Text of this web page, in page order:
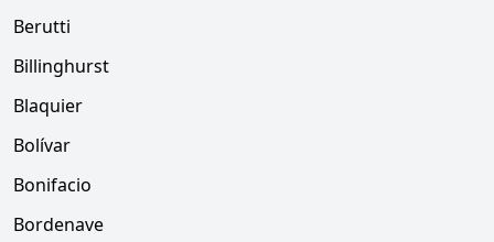
Berutti
Billinghurst
Blaquier
Bolívar
Bonifacio
Bordenave